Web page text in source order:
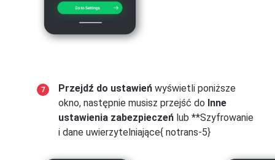
Przejdź do ustawień wyświetli poniższe
okno, następnie musisz przejść do Inne
ustawienia zabezpieczeń lub **Szyfrowanie
i dane uwierzytelniające{ notrans-5}